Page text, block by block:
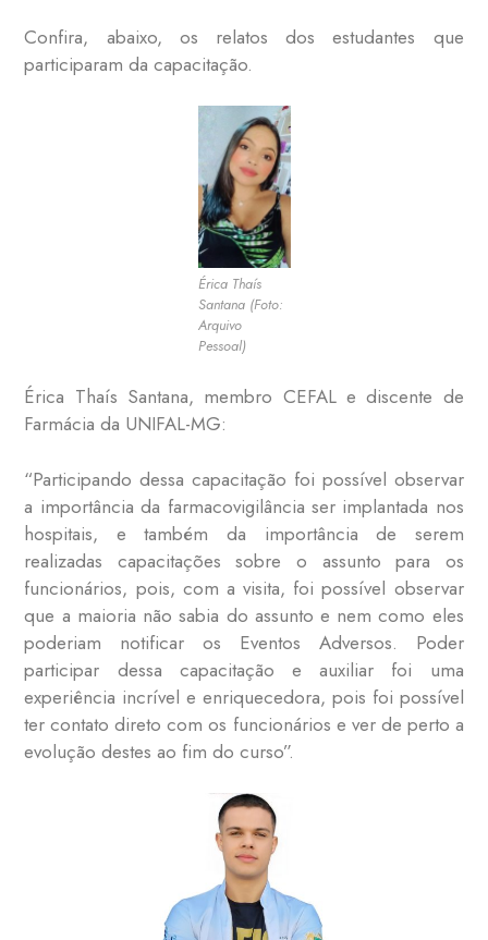
Confira, abaixo, os relatos dos estudantes que
participaram da capacitação.
Érica Thaís
Santana (Foto:
Arquivo
Pessoal)
Érica Thaís Santana, membro CEFAL e discente de
Farmácia da UNIFAL-MG:
“Participando dessa capacitação foi possível observar
a importância da farmacovigilância ser implantada nos
hospitais, e também da importância de serem
realizadas capacitações sobre o assunto para os
funcionários, pois, com a visita, foi possível observar
que a maioria não sabia do assunto e nem como eles
poderiam notificar os Eventos Adversos. Poder
participar dessa capacitação e auxiliar foi uma
experiência incrível e enriquecedora, pois foi possível
ter contato direto com os funcionários e ver de perto a
evolução destes ao fim do curso”.